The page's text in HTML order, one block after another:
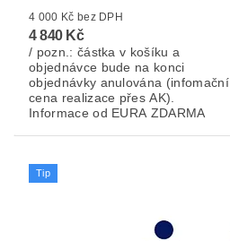
4 000 Kč bez DPH
4 840 Kč
/ pozn.: částka v košíku a
objednávce bude na konci
objednávky anulována (infomační
cena realizace přes AK).
Informace od EURA ZDARMA
Tip